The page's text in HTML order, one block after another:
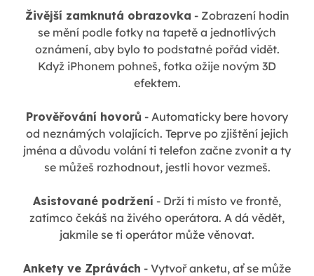
Živější zamknutá obrazovka - Zobrazení hodin
se mění podle fotky na tapetě a jednotlivých
oznámení, aby bylo to podstatné pořád vidět.
Když iPhonem pohneš, fotka ožije novým 3D
efektem.
Prověřování hovorů - Automaticky bere hovory
od neznámých volajících. Teprve po zjištění jejich
jména a důvodu volání ti telefon začne zvonit a ty
se můžeš rozhodnout, jestli hovor vezmeš.
Asistované podržení - Drží ti místo ve frontě,
zatímco čekáš na živého operátora. A dá vědět,
jakmile se ti operátor může věnovat.
Ankety ve Zprávách - Vytvoř anketu, ať se může